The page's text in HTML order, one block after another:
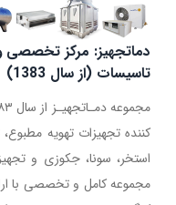
دماتجهیز: مرکز تخصصی
تاسیسات (از سال 1383)
کننده تجهیزات تهویه
استخر، سونا، جکوزی و